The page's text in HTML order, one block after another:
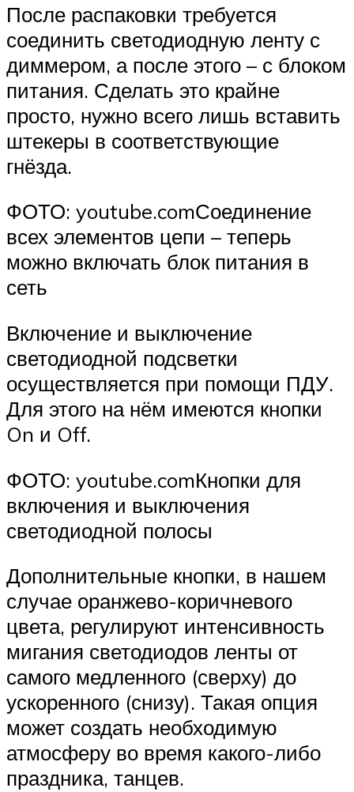
После распаковки требуется
соединить светодиодную ленту с
диммером, а после этого – с блоком
питания. Сделать это крайне
просто, нужно всего лишь вставить
штекеры в соответствующие
гнёзда.
ФОТО: youtube.comСоединение
всех элементов цепи – теперь
можно включать блок питания в
сеть
Включение и выключение
светодиодной подсветки
осуществляется при помощи ПДУ.
Для этого на нём имеются кнопки
On и Off.
ФОТО: youtube.comКнопки для
включения и выключения
светодиодной полосы
Дополнительные кнопки, в нашем
случае оранжево-коричневого
цвета, регулируют интенсивность
мигания светодиодов ленты от
самого медленного (сверху) до
ускоренного (снизу). Такая опция
может создать необходимую
атмосферу во время какого-либо
праздника, танцев.